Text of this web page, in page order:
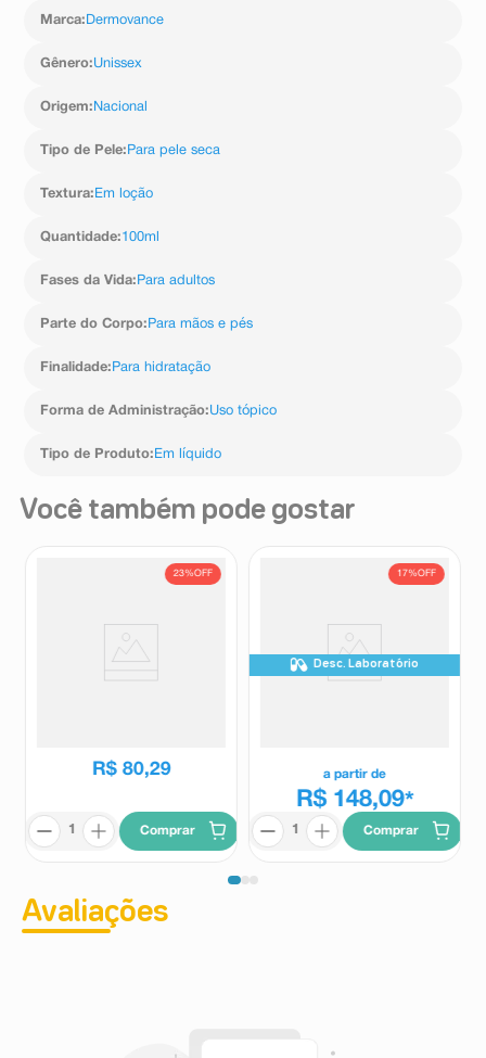
diariamente, conforme a necessidade da pele.
Marca: Dermovance
Gênero:Unissex
Origem: Nacional
Tipo de Pele: Para pele seca
Textura: Em loção
Quantidade:100ml
Fases da Vida: Para adultos
Parte do Corpo: Para mãos e pés
Finalidade: Para hidratação
Forma de Administração:Uso tópico
Tipo de Produto: Em líquido
Você também pode gostar
23%OFF
R$ 80,29
Comprar
17%OFF
Desc. Laboratório
a partir de
R$ 148,09*
Comprar
Avaliações